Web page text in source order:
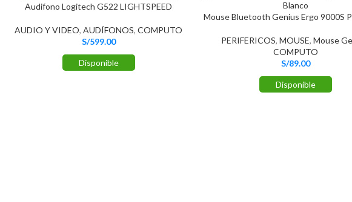
Audifono Logitech G522 LIGHTSPEED
AUDIO Y VIDEO, AUDÍFONOS, COMPUTO
S/599.00
Disponible
Mouse Bluetooth Genius Ergo 9000S
PERIFERICOS, MOUSE, Mouse
COMPUTO
S/89.00
Disponible